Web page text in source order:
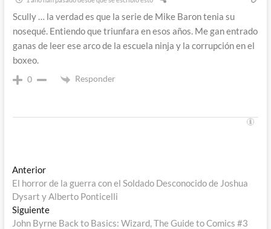
Scully … la verdad es que la serie de Mike Baron tenia su
nosequé. Entiendo que triunfara en esos años. Me gan entrado
ganas de leer ese arco de la escuela ninja y la corrupción en el
boxeo.
0 Responder
Navegación
de
entradas
AnteriorEntrada
anterior:
El horror de la guerra con el Soldado Desconocido de Joshua
Dysart y Alberto Ponticelli
SiguienteEntrada
siguiente:
John Byrne Back to Basics: Wizard, The Guide to Comics #3